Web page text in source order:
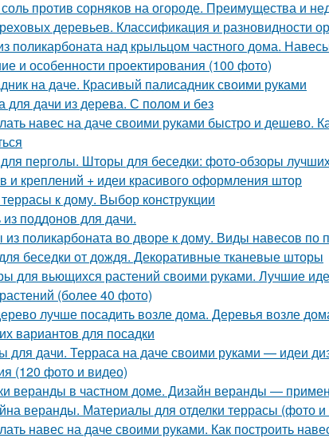
против сорняков на огороде. Преимущества и
деревьев. Классификация и разновидности
поликарбоната над крыльцом частного дома.
и особенности проектирования (100 фото)
на даче. Красивый палисадник своими руками
для дачи из дерева. С полом и без
навес на даче своими руками быстро и дешево.
перголы. Шторы для беседки: фото-обзоры лучших
и креплений + идеи красивого оформления штор
к дому. Выбор конструкции
поддонов для дачи.
поликарбоната во дворе к дому. Виды навесов по
беседки от дождя. Декоративные тканевые шторы
для вьющихся растений своими руками. Лучшие
(более 40 фото)
лучше посадить возле дома. Деревья возле
вариантов для посадки
для дачи. Терраса на даче своими руками — идеи
(120 фото и видео)
веранды в частном доме. Дизайн веранды —
веранды. Материалы для отделки террасы (фото
навес на даче своими руками. Как построить